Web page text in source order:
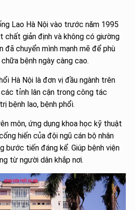
Lao Hà Nội vào trước năm 1995
chất giản định và không có giường
đã chuyển mình mạnh mẽ để phù
bệnh ngày càng cao.
Hà Nội là đơn vị đầu ngành trên
các tỉnh lân cận trong công tác
bệnh lao, bệnh phổi.
môn, ứng dụng khoa học kỹ thuật
hiến của đội ngũ cán bộ nhân
bước tiến đáng kể. Giúp bệnh viện
từ người dân khắp nơi.